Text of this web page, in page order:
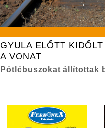
GYULA ELŐTT
A VONAT
Pótlóbuszokat állítottak